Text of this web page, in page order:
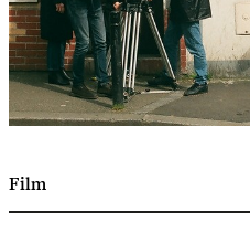
Film